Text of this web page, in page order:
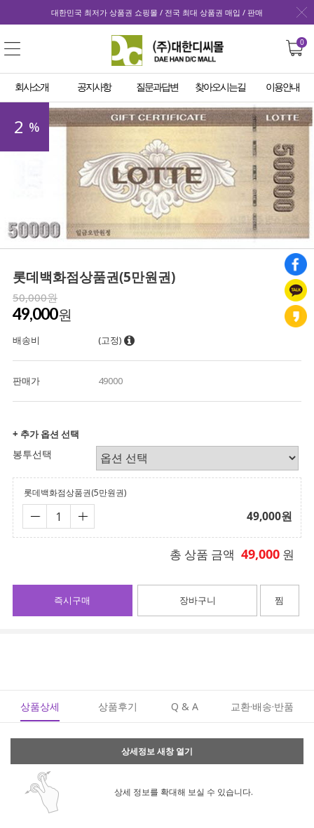
대한민국 최저가 상품권 쇼핑몰 / 전국 최대 상품권 매입 / 판매
0
회사소개 공지사항 질문과답변 찾아오시는길 이용안내
2 %
롯데백화점상품권(5만원권)
50,000원
49,000원
배송비 (고정)
판매가 49000
+ 추가 옵션 선택
봉투선택
롯데백화점상품권(5만원권)
49,000원
총 상품 금액 49,000 원
즉시구매 장바구니 찜
상품상세 상품후기 Q & A 교환·배송·반품
상세정보 새창 열기
상세 정보를 확대해 보실 수 있습니다.